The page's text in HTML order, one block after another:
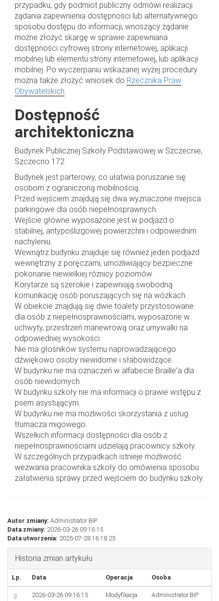
przypadku, gdy podmiot publiczny odmówi realizacji
żądania zapewnienia dostępności lub alternatywnego
sposobu dostępu do informacji, wnoszący żądanie
możne złożyć skargę w sprawie zapewniana
dostępności cyfrowej strony internetowej, aplikacji
mobilnej lub elementu strony internetowej, lub aplikacji
mobilnej. Po wyczerpaniu wskazanej wyżej procedury
można także złożyć wniosek do Rzecznika Praw
Obywatelskich.
Dostępność
architektoniczna
Budynek Publicznej Szkoły Podstawowej w Szczecnie,
Szczecno 172
Budynek jest parterowy, co ułatwia poruszanie się
osobom z ograniczoną mobilnością.
Przed wejściem znajdują się dwa wyznaczone miejsca
parkingowe dla osób niepełnosprawnych.
Wejście główne wyposażone jest w podjazd o
stabilnej, antypoślizgowej powierzchni i odpowiednim
nachyleniu.
Wewnątrz budynku znajduje się również jeden podjazd
wewnętrzny z poręczami, umożliwiający bezpieczne
pokonanie niewielkiej różnicy poziomów.
Korytarze są szerokie i zapewniają swobodną
komunikację osób poruszających się na wózkach.
W obiekcie znajdują się dwie toalety przystosowane
dla osób z niepełnosprawnościami, wyposażone w
uchwyty, przestrzeń manewrową oraz umywalki na
odpowiedniej wysokości.
Nie ma głośników systemu naprowadzającego
dźwiękowo osoby niewidome i słabowidzące.
W budynku nie ma oznaczeń w alfabecie Braille'a dla
osób niewidomych
W budynku szkoły nie ma informacji o prawie wstępu z
psem asystującym.
W budynku nie ma możliwości skorzystania z usług
tłumacza migowego.
Wszelkich informacji dostępności dla osób z
niepełnosprawnościami udzielają pracownicy szkoły.
W szczególnych przypadkach istnieje możliwość
wezwania pracownika szkoły do omówienia sposobu
załatwienia sprawy przed wejściem do budynku szkoły.
Autor zmiany: Administrator BIP
Data zmiany: 2026-03-26 09:16:15
Data utworzenia: 2025-07-28 16:18:25
Historia zmian artykułu
Lp. Data Operacja Osoba
3 2026-03-26 09:16:15 Modyfikacja Administrator BIP